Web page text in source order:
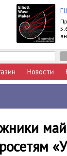
Новости